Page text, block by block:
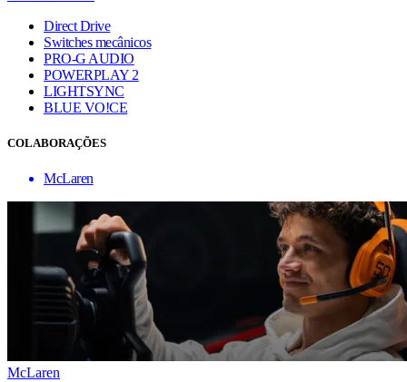
Direct Drive
Switches mecânicos
PRO-G AUDIO
POWERPLAY 2
LIGHTSYNC
BLUE VO!CE
COLABORAÇÕES
McLaren
McLaren